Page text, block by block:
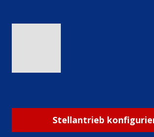
Stellantrieb